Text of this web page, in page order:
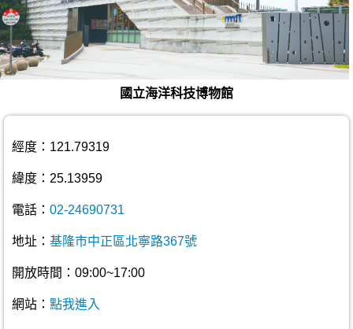
國立海洋科技博物館
經度：121.79319
緯度：25.13959
電話： 02-24690731
地址： 基隆市中正區北寧路367號
開放時間：09:00~17:00
網站： 點我進入